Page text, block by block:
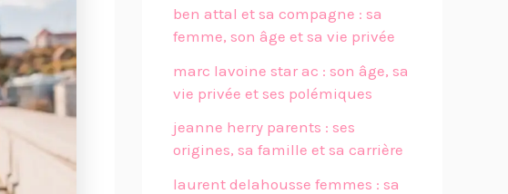
ben attal et sa compagne : sa
femme, son âge et sa vie privée
marc lavoine star ac : son âge, sa
vie privée et ses polémiques
jeanne herry parents : ses
origines, sa famille et sa carrière
laurent delahousse femmes : sa